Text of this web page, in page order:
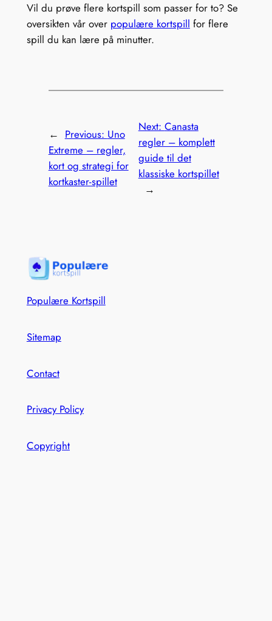
Vil du prøve flere kortspill som passer for to? Se
oversikten vår over populære kortspill for flere
spill du kan lære på minutter.
← Previous: Uno
Extreme – regler,
kort og strategi for
kortkaster-spillet
Next: Canasta
regler – komplett
guide til det
klassiske kortspillet
→
Populære Kortspill
Sitemap
Contact
Privacy Policy
Copyright